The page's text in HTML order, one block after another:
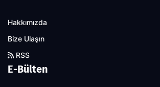
Hakkımızda
Bize Ulaşın
RSS
E-Bülten